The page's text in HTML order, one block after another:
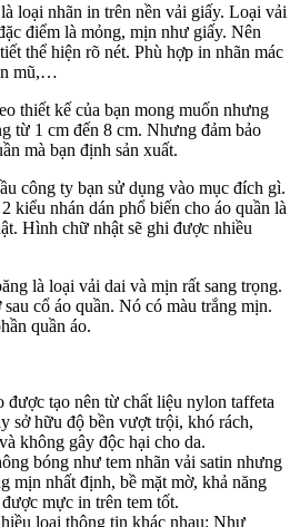
loại nhãn in trên nền vải giấy. Loại vải
điểm là mỏng, mịn như giấy. Nên
thể hiện rõ nét. Phù hợp in nhãn mác
mũ,…
thiết kế của bạn mong muốn nhưng
từ 1 cm đến 8 cm. Nhưng đảm bảo
mà bạn định sản xuất.
công ty bạn sử dụng vào mục đích gì.
kiểu nhán dán phổ biến cho áo quần là
Hình chữ nhật sẽ ghi được nhiều
là loại vải dai và mịn rất sang trọng.
cổ áo quần. Nó có màu trắng mịn.
quần áo.
được tạo nên từ chất liệu nylon taffeta
sở hữu độ bền vượt trội, khó rách,
không gây độc hại cho da.
bóng như tem nhãn vải satin nhưng
mịn nhất định, bề mặt mờ, khả năng
mực in trên tem tốt.
loại thông tin khác nhau: Như